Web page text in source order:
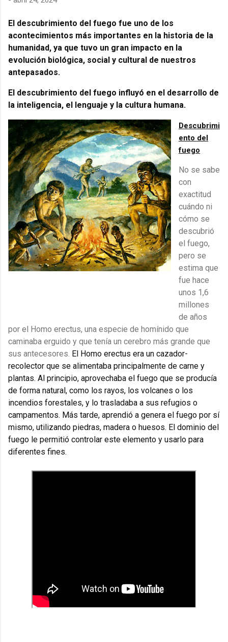
eran los agentes dobles definitivos, y dominaban el arte de la
"resistencia óptica". ...
El descubrimiento del fuego fue uno de los
acontecimientos más importantes en la historia de la
humanidad, ya que tuvo un gran impacto en la
evolución biológica, social y cultural de nuestros
antepasados.
El descubrimiento del fuego influyó en el desarrollo de
la inteligencia, el lenguaje y la cultura humana.
Descubrimi
ento del
fuego
No se sabe
con
exactitud
cuándo ni
cómo se
descubrió
el fuego,
pero se
estima que
fue hace
unos 1,6
millones
de años
por el Homo erectus, una especie de homínido que
caminaba erguido y que tenía un cerebro más grande que
sus antecesores. El Homo erectus era un cazador-
recolector que se alimentaba principalmente de carne y
plantas. Al principio, aprovechaba el fuego que se producía
de forma natural, como los rayos, los volcanes o los
incendios forestales, y lo trasladaba a sus refugios o
campamentos. Más tarde, aprendió a genera el fuego por sí
mismo, utilizando piedras, madera o huesos. El dominio del
fuego le permitió controlar este elemento y usarlo para
diferentes fines.